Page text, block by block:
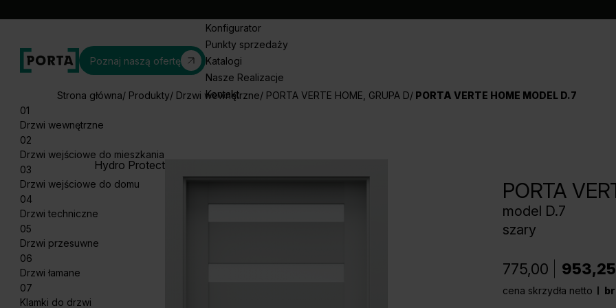
Poznaj naszą ofertę
Konfigurator
Punkty sprzedaży
Katalogi
Nasze Realizacje
Kontakt
01
Drzwi wewnętrzne
02
Drzwi wejściowe do mieszkania
03
Drzwi wejściowe do domu
04
Drzwi techniczne
05
Drzwi przesuwne
06
Drzwi łamane
07
Klamki do drzwi
Strona główna Produkty Drzwi wewnętrzne PORTA VERTE HOME, GRUPA D PORTA VERTE HOME MODEL D.7
Hydro Protect
PORTA
model D.7
szary
775,00 953,25
cena skrzydła netto